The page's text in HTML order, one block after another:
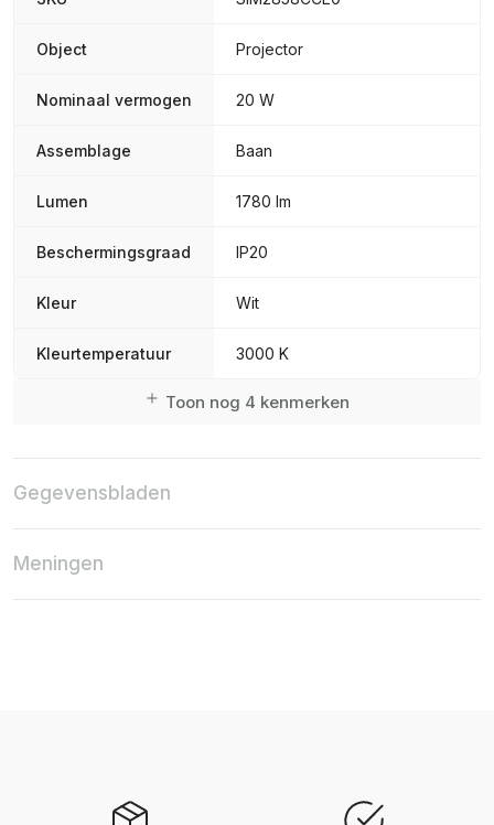
Object Projector
Nominaal vermogen 20 W
Assemblage Baan
Lumen 1780 lm
Beschermingsgraad IP20
Kleur Wit
Kleurtemperatuur 3000 K
Toon nog 4 kenmerken
Gegevensbladen
Meningen